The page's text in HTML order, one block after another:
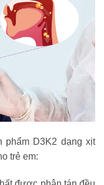
D3K2 dạng xịt
trẻ em: